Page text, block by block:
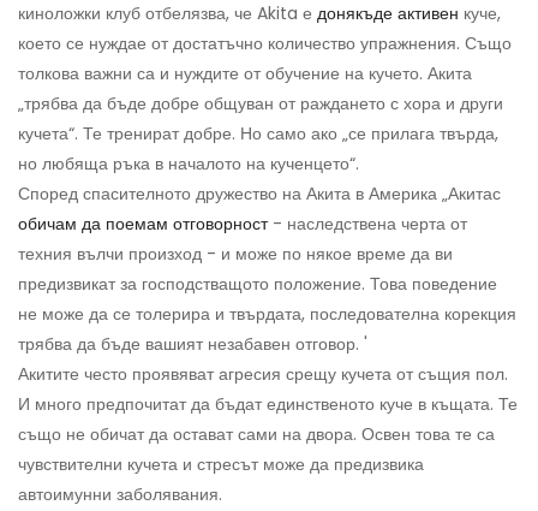
киноложки клуб отбелязва, че Akita е донякъде активен куче,
което се нуждае от достатъчно количество упражнения. Също
толкова важни са и нуждите от обучение на кучето. Акита
„трябва да бъде добре общуван от раждането с хора и други
кучета“. Те тренират добре. Но само ако „се прилага твърда,
но любяща ръка в началото на кученцето“.
Според спасителното дружество на Акита в Америка „Акитас
обичам да поемам отговорност- наследствена черта от
техния вълчи произход - и може по някое време да ви
предизвикат за господстващото положение. Това поведение
не може да се толерира и твърдата, последователна корекция
трябва да бъде вашият незабавен отговор. '
Акитите често проявяват агресия срещу кучета от същия пол.
И много предпочитат да бъдат единственото куче в къщата. Те
също не обичат да остават сами на двора. Освен това те са
чувствителни кучета и стресът може да предизвика
автоимунни заболявания.